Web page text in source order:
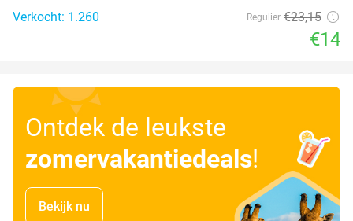
Verkocht: 1.260
Regulier €23,15
€14
Ontdek de leukste
zomervakantiedeals!
Bekijk nu